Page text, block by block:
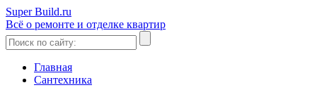
Super Build.ru
Всё о ремонте и отделке квартир
Главная
Сантехника